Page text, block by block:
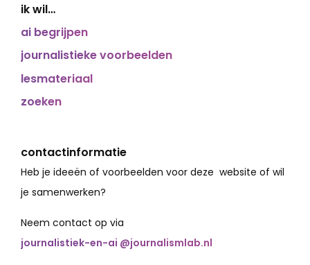
ik wil…
ai begrijpen
journalistieke voorbeelden
lesmateriaal
zoeken
contactinformatie
Heb je ideeën of voorbeelden voor deze website of wil
je samenwerken?
Neem contact op via
journalistiek-en-ai @journalismlab.nl